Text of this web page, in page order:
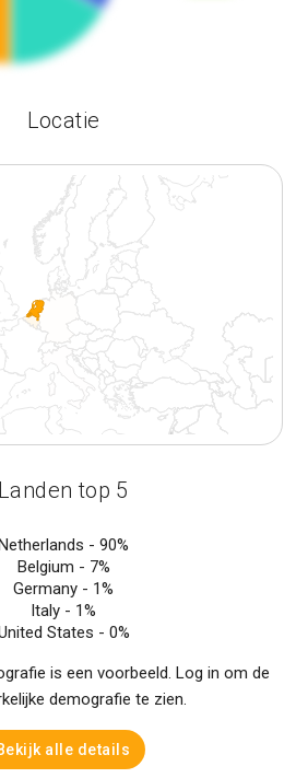
Locatie
Landen top 5
- 90%
Belgium - 7%
Germany - 1%
Italy - 1%
States - 0%
is een voorbeeld. Log in om de
demografie te zien.
alle details